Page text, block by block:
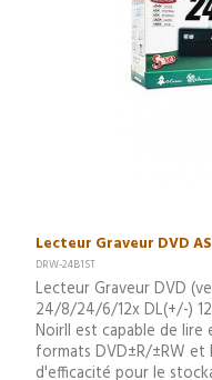
Lecteur Graveur DVD
DRW-24B1ST
Lecteur Graveur DVD
24/8/24/6/12x DL(+/-)
NoirIl est capable de
formats DVD±R/±RW et
d'efficacité pour le